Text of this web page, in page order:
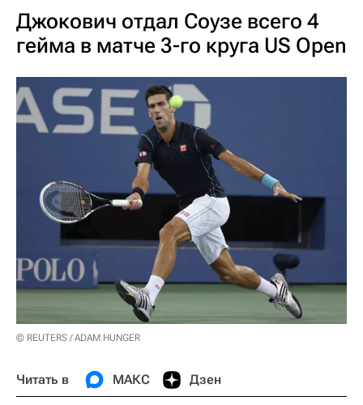
Джокович отдал Соузе всего 4
гейма в матче 3-го круга US Open
© REUTERS / ADAM HUNGER
Читать в МАКС Дзен